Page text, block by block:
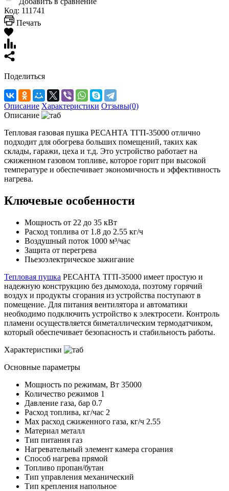
Код: 111741
Печать
Поделиться
Описание Характеристики Отзывы(0)
Описание
Тепловая газовая пушка РЕСАНТА ТГП-35000​ отлично
подходит для обогрева больших помещений, таких как
склады, гаражи, цеха и т.д. Это устройство работает на
сжиженном газовом топливе, которое горит при высокой
температуре и обеспечивает экономичность и эффективность
нагрева.
Ключевые особенности
Мощность от 22 до 35 кВт
Расход топлива от 1.8 до 2.55 кг/ч
Воздушный поток 1000 м³/час
Защита от перегрева
Пьезоэлектрическое зажигание
Тепловая пушка РЕСАНТА ТГП-35000​ имеет простую и
надежную конструкцию без дымохода, поэтому горячий
воздух и продукты сгорания из устройства поступают в
помещение. Для питания вентилятора и автоматики
необходимо подключить устройство к электросети. Контроль
пламени осуществляется биметаллическим термодатчиком,
который обеспечивает безопасность и стабильность работы.
Характеристики
Основные параметры
Мощность по режимам, Вт 35000
Количество режимов 1
Давление газа, бар 0.7
Расход топлива, кг/час 2
Max расход сжиженного газа, кг/ч 2.55
Материал металл
Тип питания газ
Нагревательный элемент камера сгорания
Способ нагрева прямой
Топливо пропан/бутан
Тип управления механический
Тип крепления напольное